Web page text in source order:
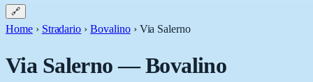
🔗
Home › Stradario › Bovalino › Via Salerno
Via Salerno—Bovalino